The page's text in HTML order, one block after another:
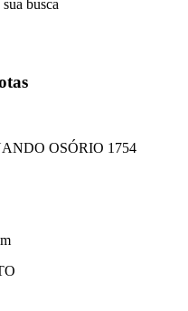
busca
OSÓRIO 1754